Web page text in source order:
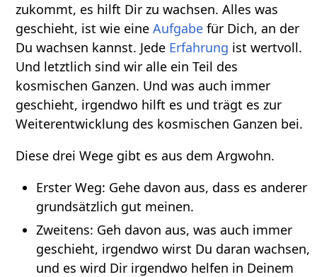
zukommt, es hilft Dir zu wachsen. Alles was
geschieht, ist wie eineAufgabe für Dich, an der
Du wachsen kannst. Jede Erfahrung ist wertvoll.
Und letztlich sind wir alle ein Teil des
kosmischen Ganzen. Und was auch immer
geschieht, irgendwo hilft es und trägt es zur
Weiterentwicklung des kosmischen Ganzen bei.
Diese drei Wege gibt es aus dem Argwohn.
Erster Weg: Gehe davon aus, dass es anderer
grundsätzlich gut meinen.
Zweitens: Geh davon aus, was auch immer
geschieht, irgendwo wirst Du daran wachsen,
und es wird Dir irgendwo helfen in Deinem